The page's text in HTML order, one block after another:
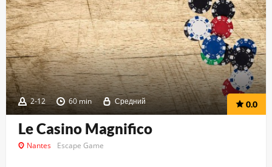
2-12 60 min Средний 0.0
Le Casino Magnifico
Nantes Escape Game